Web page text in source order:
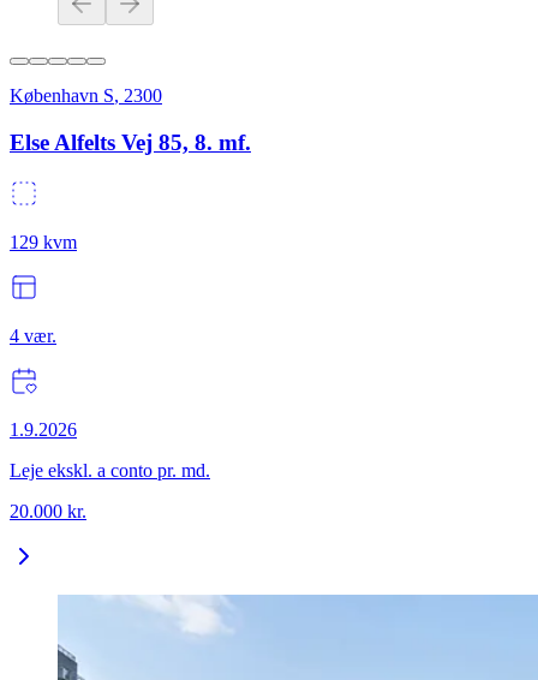
København S, 2300
Else Alfelts Vej 85, 8. mf.
129 kvm
4 vær.
1.9.2026
Leje ekskl. a conto pr. md.
20.000 kr.